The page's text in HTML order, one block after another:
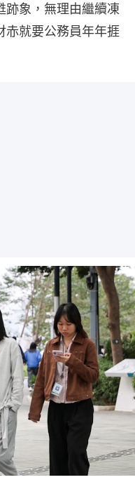
跡象，無理由繼續凍
赤就要公務員年年捱